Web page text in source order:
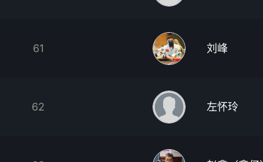
61 刘峰
62 左怀玲